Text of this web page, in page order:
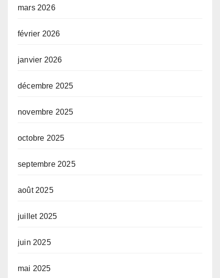
mars 2026
février 2026
janvier 2026
décembre 2025
novembre 2025
octobre 2025
septembre 2025
août 2025
juillet 2025
juin 2025
mai 2025